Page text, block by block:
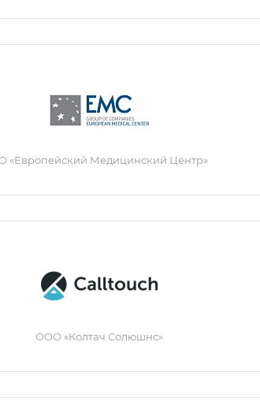
«Европейский Медицинский Центр»
ООО «Колтач Солюшнс»